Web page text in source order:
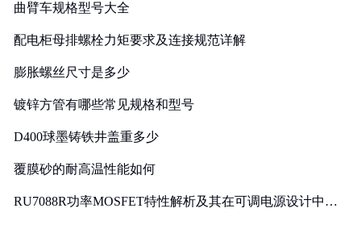
曲臂车规格型号大全
配电柜母排螺栓力矩要求及连接规范详解
膨胀螺丝尺寸是多少
镀锌方管有哪些常见规格和型号
D400球墨铸铁井盖重多少
覆膜砂的耐高温性能如何
RU7088R功率MOSFET特性解析及其在可调电源设计中的